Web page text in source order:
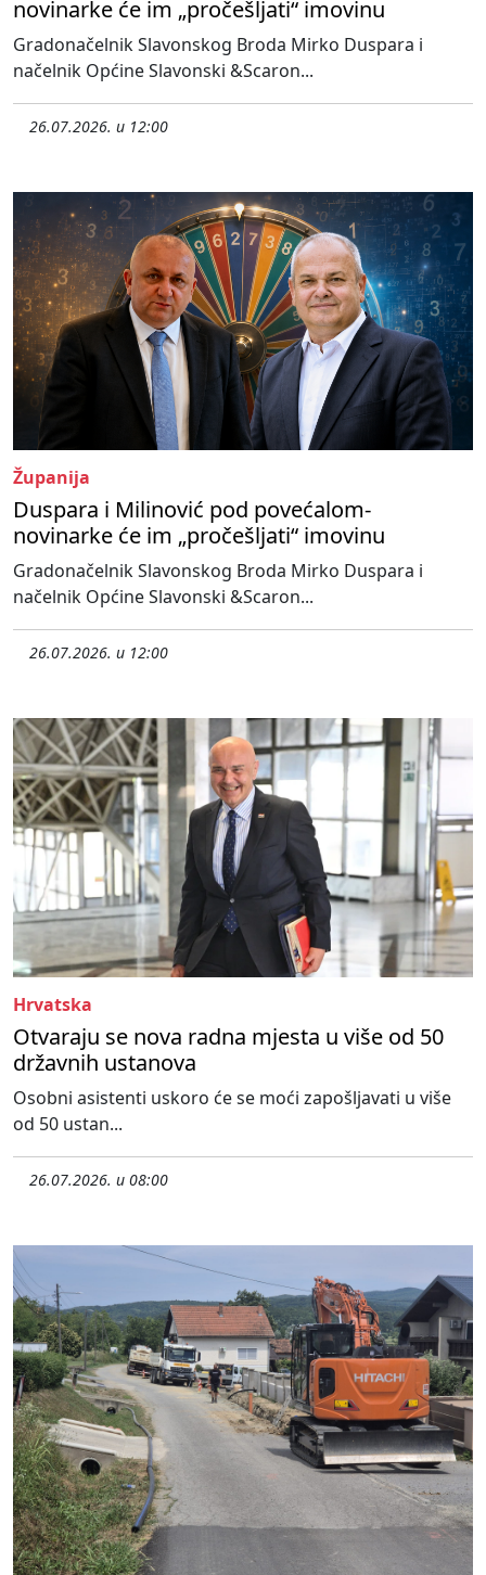
novinarke će im „pročešljati“ imovinu
Gradonačelnik Slavonskog Broda Mirko Duspara i
načelnik Općine Slavonski &Scaron...
26.07.2026. u 12:00
Županija
Duspara i Milinović pod povećalom-
novinarke će im „pročešljati“ imovinu
Gradonačelnik Slavonskog Broda Mirko Duspara i
načelnik Općine Slavonski &Scaron...
26.07.2026. u 12:00
Hrvatska
Otvaraju se nova radna mjesta u više od 50
državnih ustanova
Osobni asistenti uskoro će se moći zapošljavati u više
od 50 ustan...
26.07.2026. u 08:00